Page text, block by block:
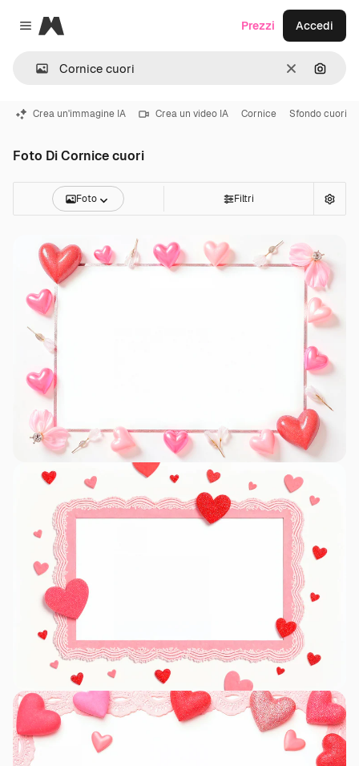
Close menu
Magnific
CancellaCerca
Prezzi Accedi
Crea un'immagine IA Crea un video IA Cornice Sfondo cuori
Foto Di Cornice cuori
Foto Filtri